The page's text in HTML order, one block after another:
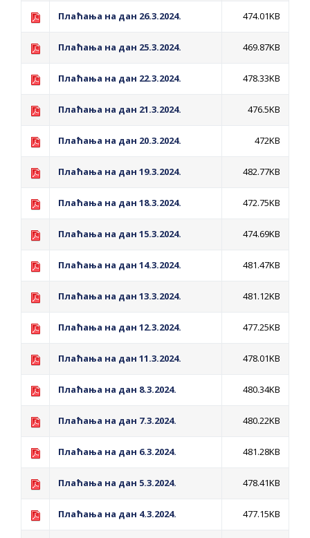
ВОЈСКЕ РЕПУБЛИКЕ СРПСКЕ У СТАЊУ
Oд 27. јула пријем захтјева за новчану
основцима
Обрасци захтјева за регресирано
новембра
7. августа
Ујић
Плаћања на дан 26.3.2024. 474.01KB
Плаћања на дан 25.3.2024. 469.87KB
Плаћања на дан 22.3.2024. 478.33KB
Плаћања на дан 21.3.2024. 476.5KB
Плаћања на дан 20.3.2024. 472KB
Плаћања на дан 19.3.2024. 482.77KB
Плаћања на дан 18.3.2024. 472.75KB
Плаћања на дан 15.3.2024. 474.69KB
Плаћања на дан 14.3.2024. 481.47KB
Плаћања на дан 13.3.2024. 481.12KB
Плаћања на дан 12.3.2024. 477.25KB
Плаћања на дан 11.3.2024. 478.01KB
Плаћања на дан 8.3.2024. 480.34KB
Плаћања на дан 7.3.2024. 480.22KB
Плаћања на дан 6.3.2024. 481.28KB
Плаћања на дан 5.3.2024. 478.41KB
Плаћања на дан 4.3.2024. 477.15KB